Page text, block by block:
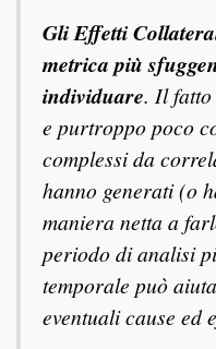
Gli Effetti
metrica più
individuare. Il fatto
e purtroppo poco
complessi da
hanno generati (o
maniera netta a
periodo di analisi
temporale può
eventuali cause ed